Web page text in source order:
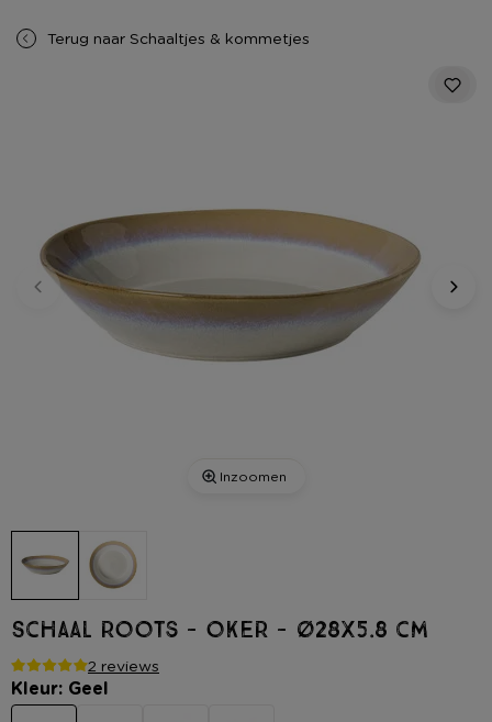
Terug naar Schaaltjes & kommetjes
Inzoomen
Schaal roots - oker - ø28x5.8 cm
2 reviews
Kleur: Geel